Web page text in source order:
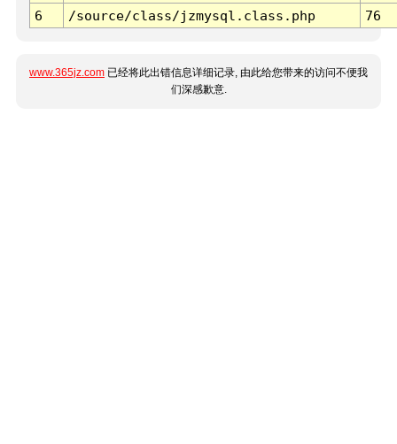
6
/source/class/jzmysql.class.php 76
www.365jz.com 已经将此出错信息详细记录, 由此给您带来的访问不便我
们深感歉意.